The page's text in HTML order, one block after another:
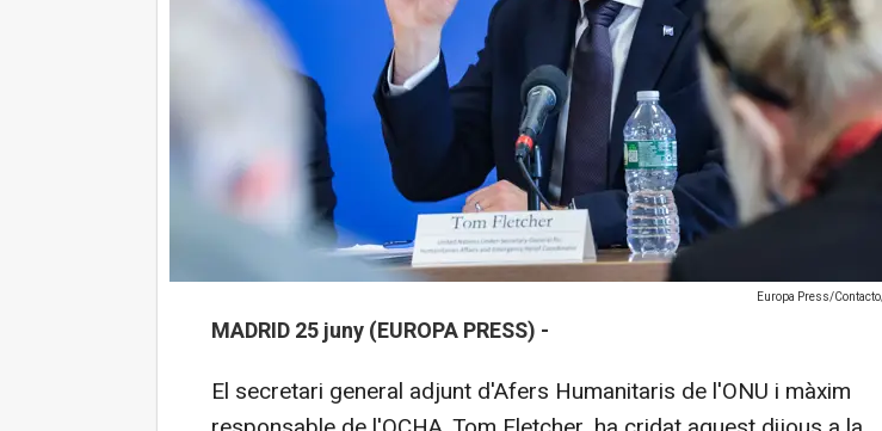
Europa Press/
MADRID 25 juny (EUROPA PRESS) -
El secretari general adjunt d'Afers Humanitaris de l'ONU i màxim